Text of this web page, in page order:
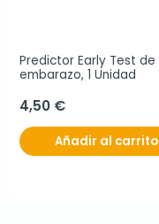
Predictor Early Test de
embarazo, 1 Unidad
4,50 €
Añadir al carrito